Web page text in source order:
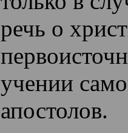
речь о
учении
апостолов.